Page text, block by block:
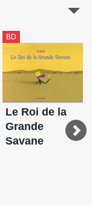
BD
Le Roi de la
Grande
Savane